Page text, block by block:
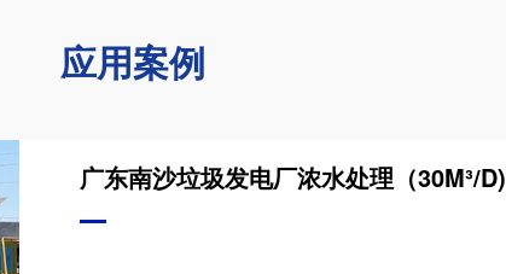
应用案例
广东南沙垃圾发电厂浓水处理（30M³/D)